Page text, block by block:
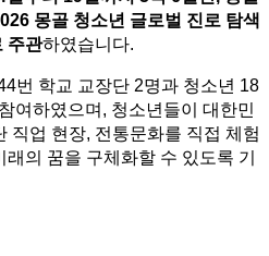
몽골 청소년 글로벌 진로 탐색
주관하였습니다.
번 학교 교장단 2명과 청소년 18
여하였으며, 청소년들이 대한민
직업 현장, 전통문화를 직접 체험
의 꿈을 구체화할 수 있도록 기